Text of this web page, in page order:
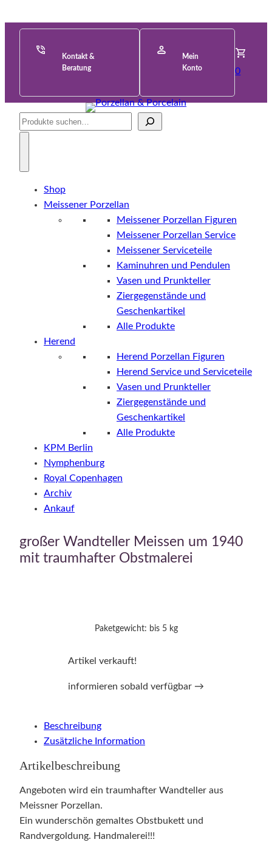
Kontakt &
Beratung
Mein
Konto
0
Suche
Shop
Meissener Porzellan
Meissener Porzellan Figuren
Meissener Porzellan Service
Meissener Serviceteile
Kaminuhren und Pendulen
Vasen und Prunkteller
Ziergegenstände und
Geschenkartikel
Alle Produkte
Herend
Herend Porzellan Figuren
Herend Service und Serviceteile
Vasen und Prunkteller
Ziergegenstände und
Geschenkartikel
Alle Produkte
KPM Berlin
Nymphenburg
Royal Copenhagen
Archiv
Ankauf
großer Wandteller Meissen um 1940
mit traumhafter Obstmalerei
Paketgewicht: bis 5 kg
Artikel verkauft!
informieren sobald verfügbar →
Beschreibung
Zusätzliche Information
Artikelbeschreibung
Angeboten wird ein traumhafter Wandteller aus
Meissner Porzellan.
Ein wunderschön gemaltes Obstbukett und
Randvergoldung. Handmalerei!!!